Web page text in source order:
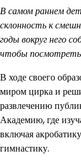
В самом раннем
склонность к
годы вокруг него
чтобы посмотреть
В ходе своего
миром цирка и
развлечению
Академию, где
включая
гимнастику.